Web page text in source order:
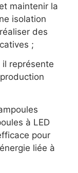
maintenir la
isolation
des
;
il représente
à LED
pour
liée à